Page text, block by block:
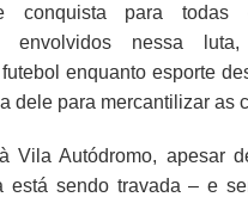
conquista para
envolvidos nessa luta,
enquanto esporte
dele para mercantilizar as
Vila Autódromo, apesar
está sendo travada – e